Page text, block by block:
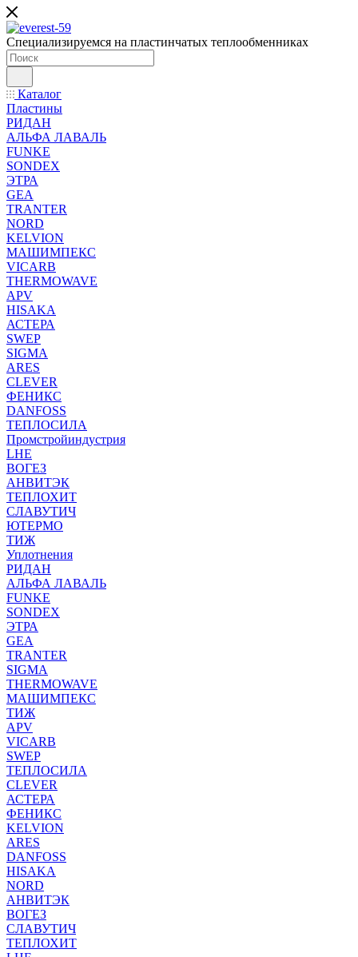
Специализируемся на пластинчатых теплообменниках
Каталог
Пластины
РИДАН
АЛЬФА ЛАВАЛЬ
FUNKE
SONDEX
ЭТРА
GEA
TRANTER
NORD
KELVION
МАШИМПЕКС
VICARB
THERMOWAVE
APV
HISAKA
АСТЕРА
SWEP
SIGMA
ARES
CLEVER
ФЕНИКС
DANFOSS
ТЕПЛОСИЛА
Промстройиндустрия
LHE
ВОГЕЗ
АНВИТЭК
ТЕПЛОХИТ
СЛАВУТИЧ
ЮТЕРМО
ТИЖ
Уплотнения
РИДАН
АЛЬФА ЛАВАЛЬ
FUNKE
SONDEX
ЭТРА
GEA
TRANTER
SIGMA
THERMOWAVE
МАШИМПЕКС
ТИЖ
APV
VICARB
SWEP
ТЕПЛОСИЛА
CLEVER
АСТЕРА
ФЕНИКС
KELVION
ARES
DANFOSS
HISAKA
NORD
АНВИТЭК
ВОГЕЗ
СЛАВУТИЧ
ТЕПЛОХИТ